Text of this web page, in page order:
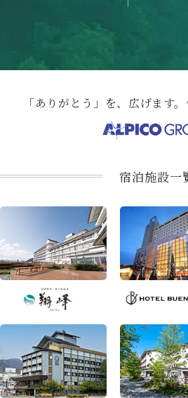
「ありがとう」を、広げます
宿泊施設一